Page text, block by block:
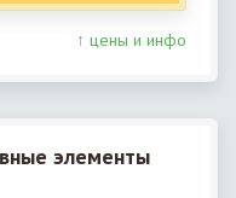
↑ цены и инфо
элементы